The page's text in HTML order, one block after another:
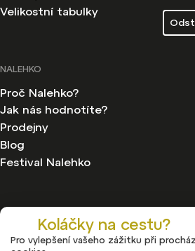
Koláčky na cestu?
Pro vylepšení vašeho zážitku při
Velikostní tabulky
NALEHKO
Proč Nalehko?
Jak nás hodnotíte?
Prodejny
Blog
Festival Nalehko
Copyright 2026 . Všechna práva